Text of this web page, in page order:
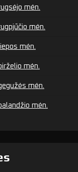
mėn.
mėn.
mėn.
mėn.
mėn.
mėn.